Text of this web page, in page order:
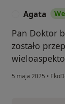
Agata
Pan Doktor
zostało
5 maja 2025 •